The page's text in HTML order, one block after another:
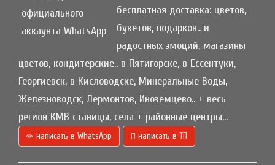
бесплатная доставка: цветов,
букетов, подарков.. и
радостных эмоций, магазины
цветов, кондитерские.. в Пятигорске, в Ессентуки,
Георгиевск, в Кисловодске, Минеральные Воды,
Железноводск, Лермонтов, Иноземцево.. + весь
регион КМВ станицы, села + районные центры...
написать в WhatsApp написать в ТП